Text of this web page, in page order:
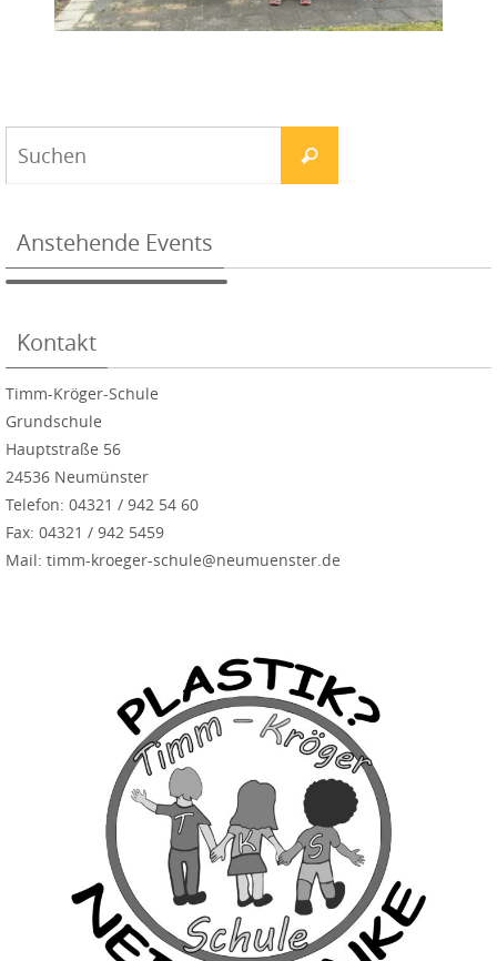
Anstehende Events
Kontakt
Timm-Kröger-Schule
Grundschule
Hauptstraße 56
24536 Neumünster
Telefon: 04321 / 942 54 60
Fax: 04321 / 942 5459
Mail: timm-kroeger-schule@neumuenster.de